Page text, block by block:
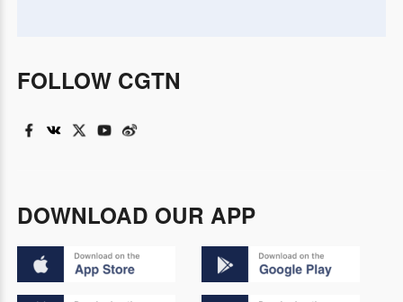
FOLLOW CGTN
DOWNLOAD OUR APP